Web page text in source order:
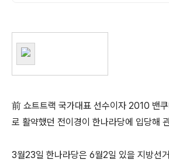
前 쇼트트랙 국가대표 선수이자 2010 밴
로 활약했던 전이경이 한나라당에 입당해
3월23일 한나라당은 6월2일 있을 지방선